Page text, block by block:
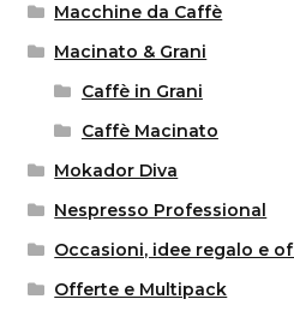
Macchine da Caffè
Macinato & Grani
Caffè in Grani
Caffè Macinato
Mokador Diva
Nespresso Professional
Occasioni, idee regalo e
Offerte e Multipack